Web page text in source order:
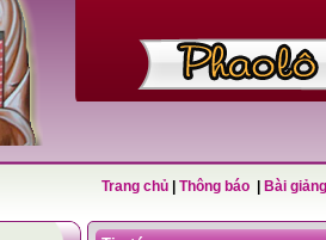
Trang chủ Thông báo Bài